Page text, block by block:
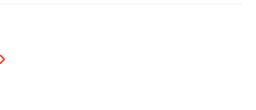
Bombardier offre un avion à des étudiants
: Mohamed Gahche (député indépendant):